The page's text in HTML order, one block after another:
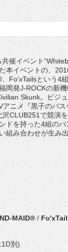
催イベント
本イベントの、
Fo'xTailsという4
岡発J-ROCKの新
Skunk。ビジ
ニメ『黒子のバ
CLUB251で競演
を持った4組の
組み合わせが生み
MAID® /
別)